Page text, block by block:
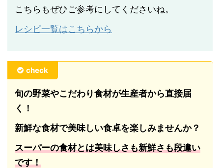
こちらもぜひご参考にしてくださいね。
レシピ一覧はこちらから
check
旬の野菜やこだわり食材が生産者から直接届
く！
新鮮な食材で美味しい食卓を楽しみませんか？
スーパーの食材とは美味しさも新鮮さも段違い
です！